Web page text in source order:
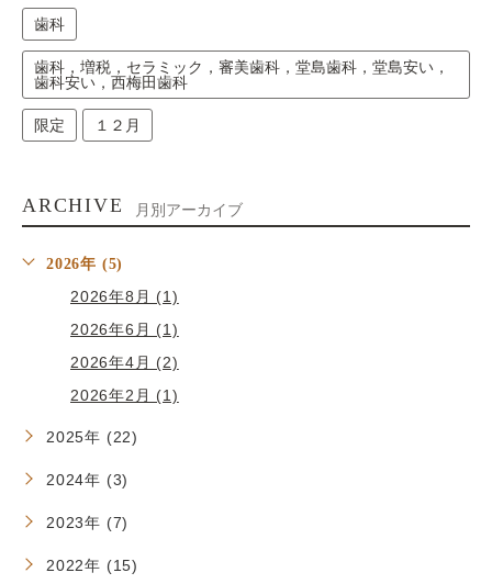
歯科
歯科，増税，セラミック，審美歯科，堂島歯科，堂島安い，
歯科安い，西梅田歯科
限定 １２月
ARCHIVE 月別アーカイブ
2026年 (5)
2026年8月 (1)
2026年6月 (1)
2026年4月 (2)
2026年2月 (1)
2025年 (22)
2024年 (3)
2023年 (7)
2022年 (15)